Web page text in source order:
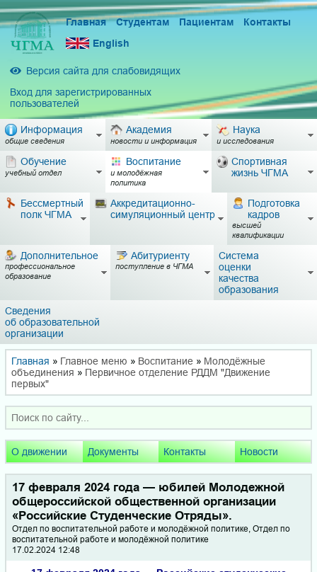
Главная Студентам Пациентам
Контакты
English
Версия сайта для слабовидящих
Вход для зарегистрированных
пользователей
Информация
общие сведения
Академия
новости и информация
Наука
и исследования
Обучение
учебный отдел
Воспитание
и молодёжная
политика
Спортивная
жизнь ЧГМА
Бессмертный
полк ЧГМА
Аккредитационно-
симуляционный центр
Подготовка
кадров
высшей
квалификации
Дополнительное
профессиональное
образование
Абитуриенту
поступление в ЧГМА
Система
оценки
качества
образования
Сведения
об образовательной
организации
Главная » Главное меню » Воспитание » Молодёжные
объединения » Первичное отделение РДДМ "Движение
первых"
О движении Документы Контакты Новости
17 февраля 2024 года — юбилей Молодежной
общероссийской общественной организации
«Российские Студенческие Отряды».
Отдел по воспитательной работе и молодёжной политике, Отдел по
воспитательной работе и молодёжной политике
17.02.2024 12:48